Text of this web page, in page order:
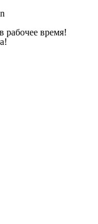
рабочее время!